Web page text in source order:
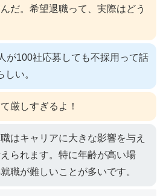
だ。希望退職って、実際はどう
が100社応募しても不採用って話
しい。
厳しすぎるよ！
はキャリアに大きな影響を与え
られます。特に年齢が高い場
職が難しいことが多いです。